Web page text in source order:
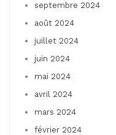
septembre 2024
août 2024
juillet 2024
juin 2024
mai 2024
avril 2024
mars 2024
février 2024